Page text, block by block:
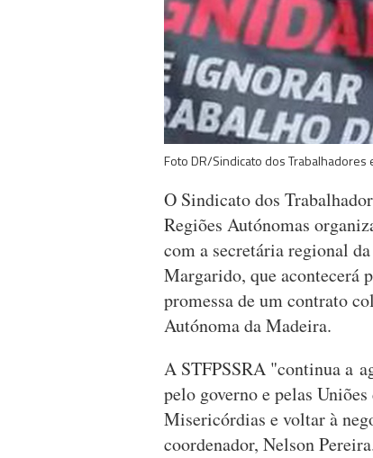
Foto DR/Sindicato dos Trabalhadores
O Sindicato dos
Regiões Autónomas
com a secretária regional
Margarido, que acontecerá
promessa de um contrato
Autónoma da Madeira.
A STFPSSRA "continua a
pelo governo e pelas
Misericórdias e voltar à
coordenador, Nelson